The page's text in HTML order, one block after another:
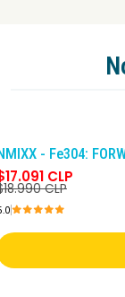
- Fe304:
CLP
CLP